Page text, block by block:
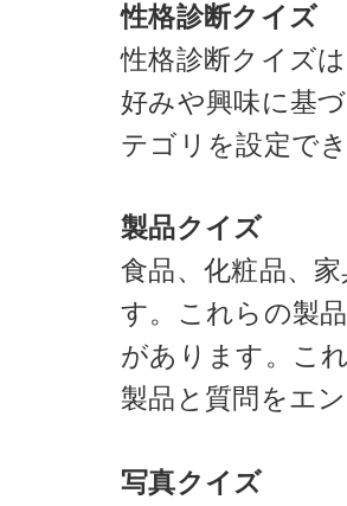
性格診断クイズ
性格診断クイズ
好みや興味に基
テゴリを設定で
製品クイズ
食品、化粧品、
す。これらの製
があります。こ
製品と質問をエ
写真クイズ